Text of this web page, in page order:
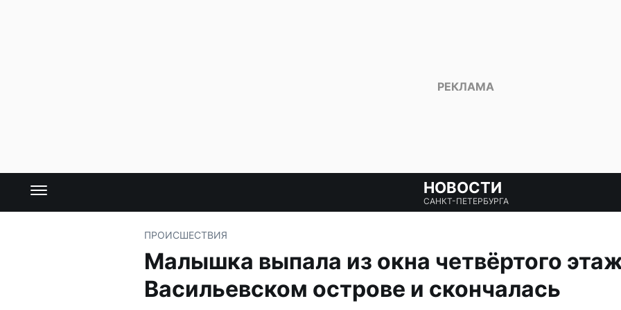
НОВОСТИ
САНКТ-ПЕТЕРБУРГА
ПРОИСШЕСТВИЯ
Малышка выпала из окна четвёртого
Васильевском острове и скончалась